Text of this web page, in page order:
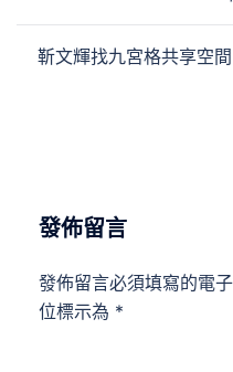
覽
靳文輝找九宮格共享空
發佈留言
發佈留言必須填寫的電
位標示為 *